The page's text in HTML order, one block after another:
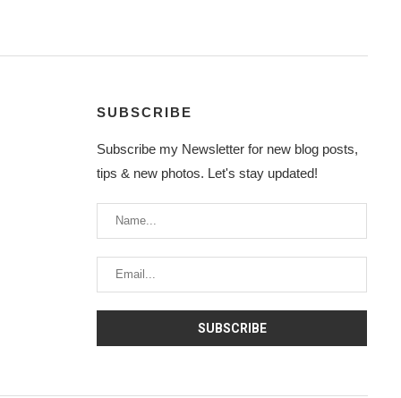
SUBSCRIBE
Subscribe my Newsletter for new blog posts,
tips & new photos. Let's stay updated!